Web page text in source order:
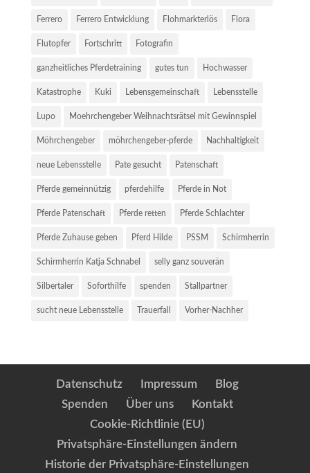
Ferrero Ferrero Entwicklung Flohmarkterlös Flora
Flutopfer Fortschritt Fotografin
ganzheitliches Pferdetraining gutes tun Hochwasser
Katastrophe Kuki Lebensgemeinschaft Lebensstelle
Lupo Moehrchengeber Weihnachtsrätsel mit Gewinnspiel
Möhrchengeber möhrchengeber-pferde Nachhaltigkeit
neue Lebensstelle Pate gesucht Patenschaft
Pferde gemeinnützig pferdehilfe Pferde in Not
Pferde Patenschaft Pferde retten Pferde Schlachter
Pferde Zuhause geben Pferd Hilde PSSM Schirmherrin
Schirmherrin Katja Schnabel selly ganz souverän
Silbertaler Soforthilfe spenden Stallpartner
sucht neue Lebensstelle Trauerfall Vorher-Nachher
Datenschutz Impressum
Blog
Spenden
Über uns
Kontakt
Cookie-Richtlinie (EU)
Privatsphäre-Einstellungen ändern
Historie der Privatsphäre-Einstellungen